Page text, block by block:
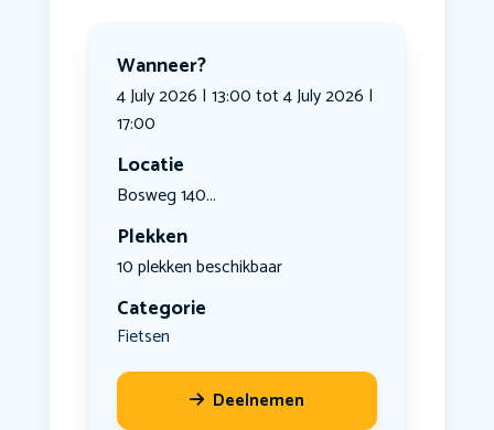
Wanneer?
4 July 2026 | 13:00 tot 4 July 2026 |
17:00
Locatie
Bosweg 140...
Plekken
10 plekken beschikbaar
Categorie
Fietsen
Deelnemen